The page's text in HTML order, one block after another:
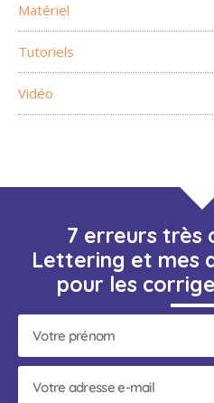
Matériel
Tutoriels
Vidéo
7 erreurs très
Lettering et mes
pour les